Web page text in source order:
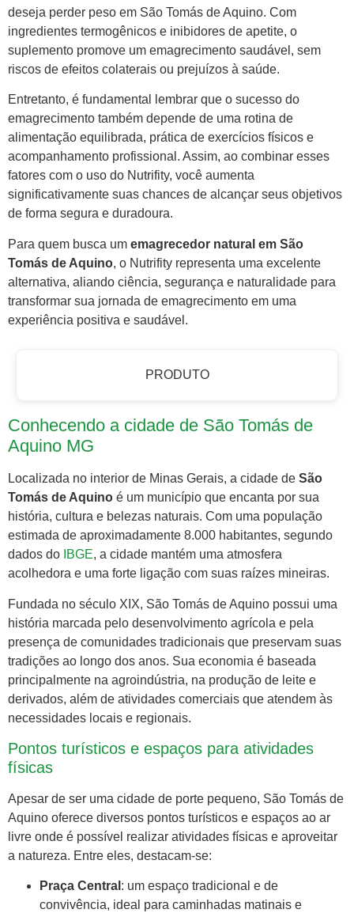
deseja perder peso em São Tomás de Aquino. Com
ingredientes termogênicos e inibidores de apetite, o
suplemento promove um emagrecimento saudável, sem
riscos de efeitos colaterais ou prejuízos à saúde.
Entretanto, é fundamental lembrar que o sucesso do
emagrecimento também depende de uma rotina de
alimentação equilibrada, prática de exercícios físicos e
acompanhamento profissional. Assim, ao combinar esses
fatores com o uso do Nutrifity, você aumenta
significativamente suas chances de alcançar seus objetivos
de forma segura e duradoura.
Para quem busca um emagrecedor natural em São
Tomás de Aquino, o Nutrifity representa uma excelente
alternativa, aliando ciência, segurança e naturalidade para
transformar sua jornada de emagrecimento em uma
experiência positiva e saudável.
PRODUTO
Conhecendo a cidade de São Tomás de
Aquino MG
Localizada no interior de Minas Gerais, a cidade de São
Tomás de Aquino é um município que encanta por sua
história, cultura e belezas naturais. Com uma população
estimada de aproximadamente 8.000 habitantes, segundo
dados do IBGE, a cidade mantém uma atmosfera
acolhedora e uma forte ligação com suas raízes mineiras.
Fundada no século XIX, São Tomás de Aquino possui uma
história marcada pelo desenvolvimento agrícola e pela
presença de comunidades tradicionais que preservam suas
tradições ao longo dos anos. Sua economia é baseada
principalmente na agroindústria, na produção de leite e
derivados, além de atividades comerciais que atendem às
necessidades locais e regionais.
Pontos turísticos e espaços para atividades
físicas
Apesar de ser uma cidade de porte pequeno, São Tomás de
Aquino oferece diversos pontos turísticos e espaços ao ar
livre onde é possível realizar atividades físicas e aproveitar
a natureza. Entre eles, destacam-se:
Praça Central : um espaço tradicional e de
convivência, ideal para caminhadas matinais e